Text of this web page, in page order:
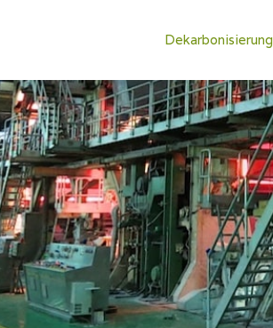
Dekarbonisierung